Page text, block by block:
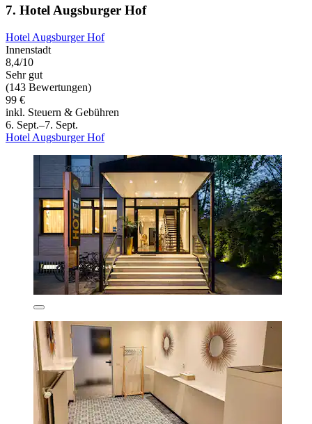
7. Hotel Augsburger Hof
Hotel Augsburger Hof
Innenstadt
8,4/10
Sehr gut
(143 Bewertungen)
99 €
inkl. Steuern & Gebühren
6. Sept.–7. Sept.
Hotel Augsburger Hof